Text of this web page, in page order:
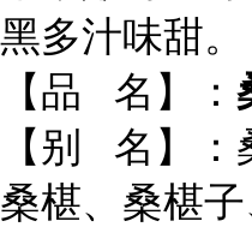
黑多汁味甜。
【品 名】：
【别 名】：
桑椹、桑椹